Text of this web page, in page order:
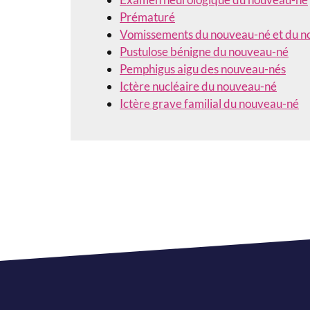
Prématuré
Vomissements du nouveau-né et du
Pustulose bénigne du nouveau-né
Pemphigus aigu des nouveau-nés
Ictère nucléaire du nouveau-né
Ictère grave familial du nouveau-né